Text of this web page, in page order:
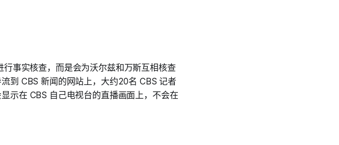
事实核查，而是会为沃尔兹和万斯互相核查
到 CBS 新闻的网站上，大约20名 CBS 记者
示在 CBS 自己电视台的直播画面上，不会在